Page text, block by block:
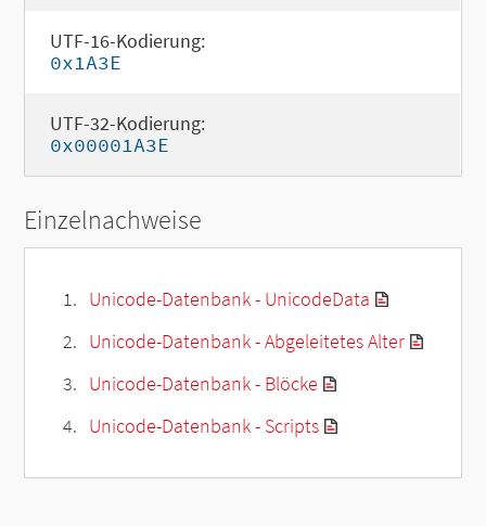
UTF-16-Kodierung:
0x1A3E
UTF-32-Kodierung:
0x00001A3E
Einzelnachweise
Unicode-Datenbank - UnicodeData
Unicode-Datenbank - Abgeleitetes Alter
Unicode-Datenbank - Blöcke
Unicode-Datenbank - Scripts